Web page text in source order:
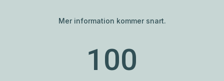
Mer information kommer snart.
100